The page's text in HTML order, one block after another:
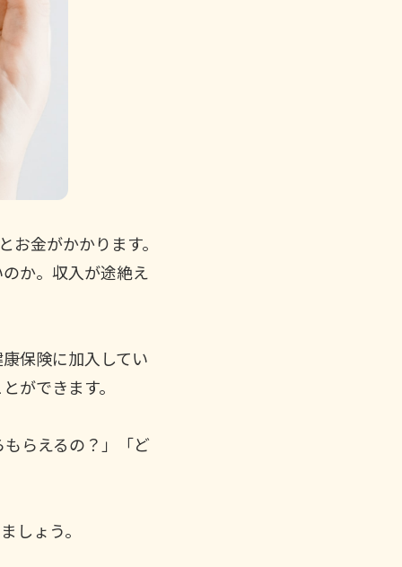
金がかかります。
か。収入が途絶え
保険に加入してい
ができます。
らえるの？」「ど
しょう。